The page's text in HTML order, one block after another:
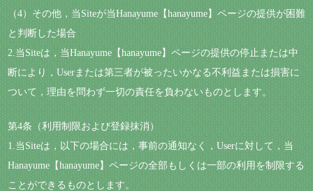
（4）その他，当Siteが当Hanayume【hanayume】ページの提供が困難
と判断した場合
2.当Siteは，当Hanayume【hanayume】ページの提供の停止または中
断により，Userまたは第三者が被ったいかなる不利益または損害に
ついて，理由を問わず一切の責任を負わないものとします。
第4条（利用制限および登録抹消）
1.当Siteは，以下の場合には，事前の通知なく，Userに対して，当
Hanayume【hanayume】ページの全部もしくは一部の利用を制限する
ことができるものとします。